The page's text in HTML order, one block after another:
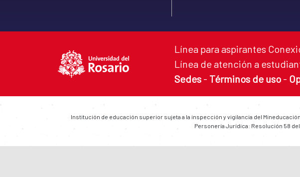
Línea para aspirantes
Línea de atención a
Sedes - Términos de uso -
Institución de educación superior sujeta a la inspección y vigilancia del Mineducación
Personería Jurídica: Resolución 58